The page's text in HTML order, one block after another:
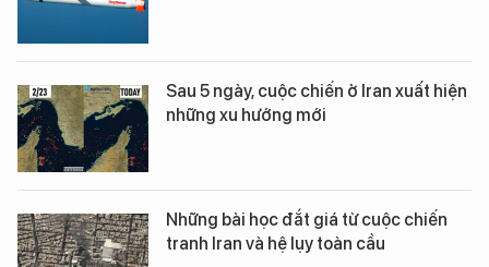
Sau 5 ngày, cuộc chiến ở Iran xuất hiện
những xu hướng mới
Những bài học đắt giá từ cuộc chiến
tranh Iran và hệ lụy toàn cầu